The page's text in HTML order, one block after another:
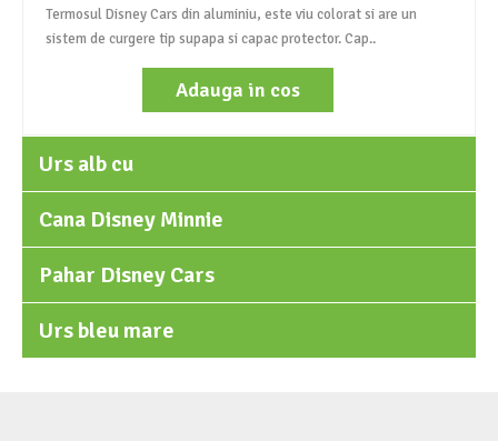
Termosul Disney Cars din aluminiu, este viu colorat si are un
sistem de curgere tip supapa si capac protector. Cap..
Adauga in cos
Urs alb cu
Cana Disney Minnie
Pahar Disney Cars
Urs bleu mare